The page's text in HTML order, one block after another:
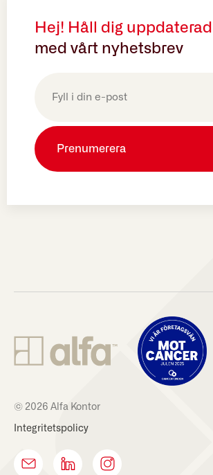
Hej! Håll dig uppdaterad
med vårt nyhetsbrev
(Obligatoriskt)
© 2026 Alfa Kontor
Integritetspolicy